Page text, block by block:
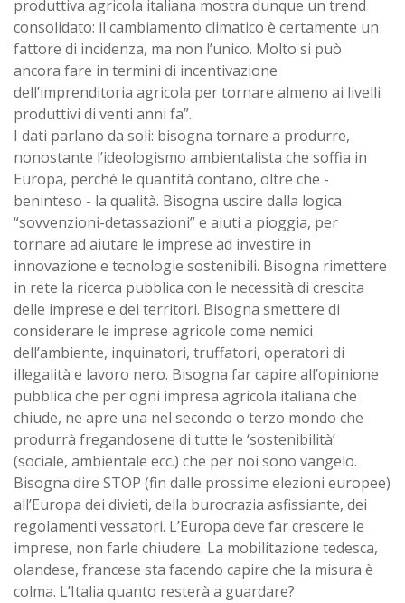
produttiva agricola italiana mostra dunque un trend
consolidato: il cambiamento climatico è certamente un
fattore di incidenza, ma non l’unico. Molto si può
ancora fare in termini di incentivazione
dell’imprenditoria agricola per tornare almeno ai livelli
produttivi di venti anni fa”.
I dati parlano da soli: bisogna tornare a produrre,
nonostante l’ideologismo ambientalista che soffia in
Europa, perché le quantità contano, oltre che -
beninteso - la qualità. Bisogna uscire dalla logica
“sovvenzioni-detassazioni” e aiuti a pioggia, per
tornare ad aiutare le imprese ad investire in
innovazione e tecnologie sostenibili. Bisogna rimettere
in rete la ricerca pubblica con le necessità di crescita
delle imprese e dei territori. Bisogna smettere di
considerare le imprese agricole come nemici
dell’ambiente, inquinatori, truffatori, operatori di
illegalità e lavoro nero. Bisogna far capire all’opinione
pubblica che per ogni impresa agricola italiana che
chiude, ne apre una nel secondo o terzo mondo che
produrrà fregandosene di tutte le ‘sostenibilità’
(sociale, ambientale ecc.) che per noi sono vangelo.
Bisogna dire STOP (fin dalle prossime elezioni europee)
all’Europa dei divieti, della burocrazia asfissiante, dei
regolamenti vessatori. L’Europa deve far crescere le
imprese, non farle chiudere. La mobilitazione tedesca,
olandese, francese sta facendo capire che la misura è
colma. L’Italia quanto resterà a guardare?